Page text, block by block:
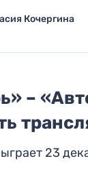
Кочергина
–
23